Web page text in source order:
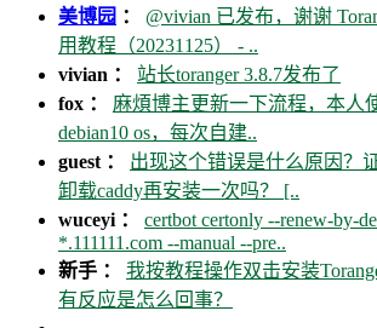
美博园 ： @vivian 已发布，谢谢
用教程（20231125） - ..
vivian ： 站长toranger 3.8.7发布了
fox ： 麻煩博主更新一下流程，本人
debian10 os，每次自建..
guest ： 出现这个错误是什么原因？
卸载caddy再安装一次吗？ [..
wuceyi ： certbot certonly --renew-by-
*.111111.com --manual --pre..
新手 ： 我按教程操作双击安装
有反应是怎么回事？